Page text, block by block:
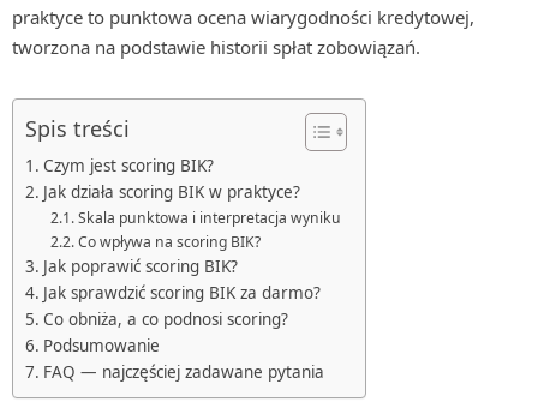
praktyce to punktowa ocena wiarygodności kredytowej,
tworzona na podstawie historii spłat zobowiązań.
Spis treści
Czym jest scoring BIK?
Jak działa scoring BIK w praktyce?
Skala punktowa i interpretacja wyniku
Co wpływa na scoring BIK?
Jak poprawić scoring BIK?
Jak sprawdzić scoring BIK za darmo?
Co obniża, a co podnosi scoring?
Podsumowanie
FAQ — najczęściej zadawane pytania